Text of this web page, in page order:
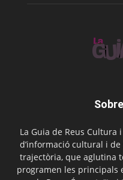
La Guia de Reus Cultura
d’informació cultural i
trajectòria, que aglutina
programen les